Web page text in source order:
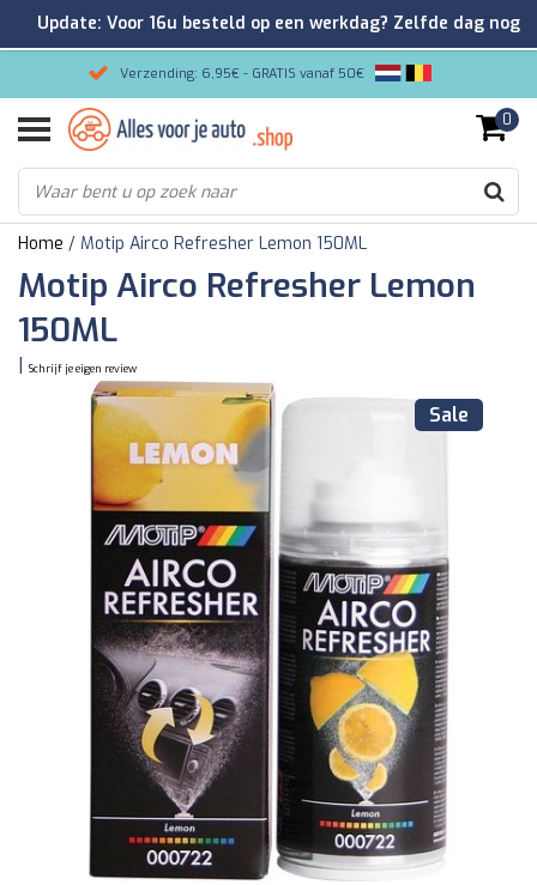
Verzending: 6,95€ - GRATIS vanaf 50€
Gemakkelijk bestellen/Veilig betalen
9.2/10 Klantenrating via Kiyoh!
0
Home / Motip Airco Refresher Lemon 150ML
Motip Airco Refresher Lemon
150ML
Schrijf je eigen review
Sale
Update: Voor 16u besteld op een werkdag? Zelfde dag nog
verzonden!